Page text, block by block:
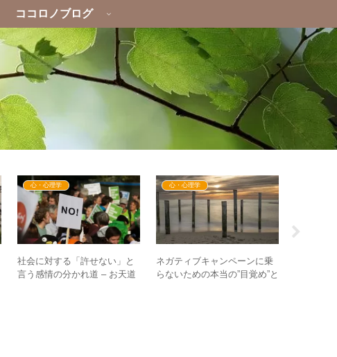
ココロノブログ
心・心理学
社会に対する「許せない」と
言う感情の分かれ道 – お天道
心・心理学
ネガティブキャンペーンに乗
らないための本当の”目覚め”と